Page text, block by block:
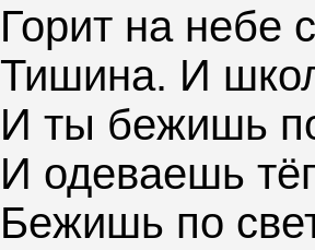
Горит на небе
Тишина. И
И ты бежишь
И одеваешь
Бежишь по